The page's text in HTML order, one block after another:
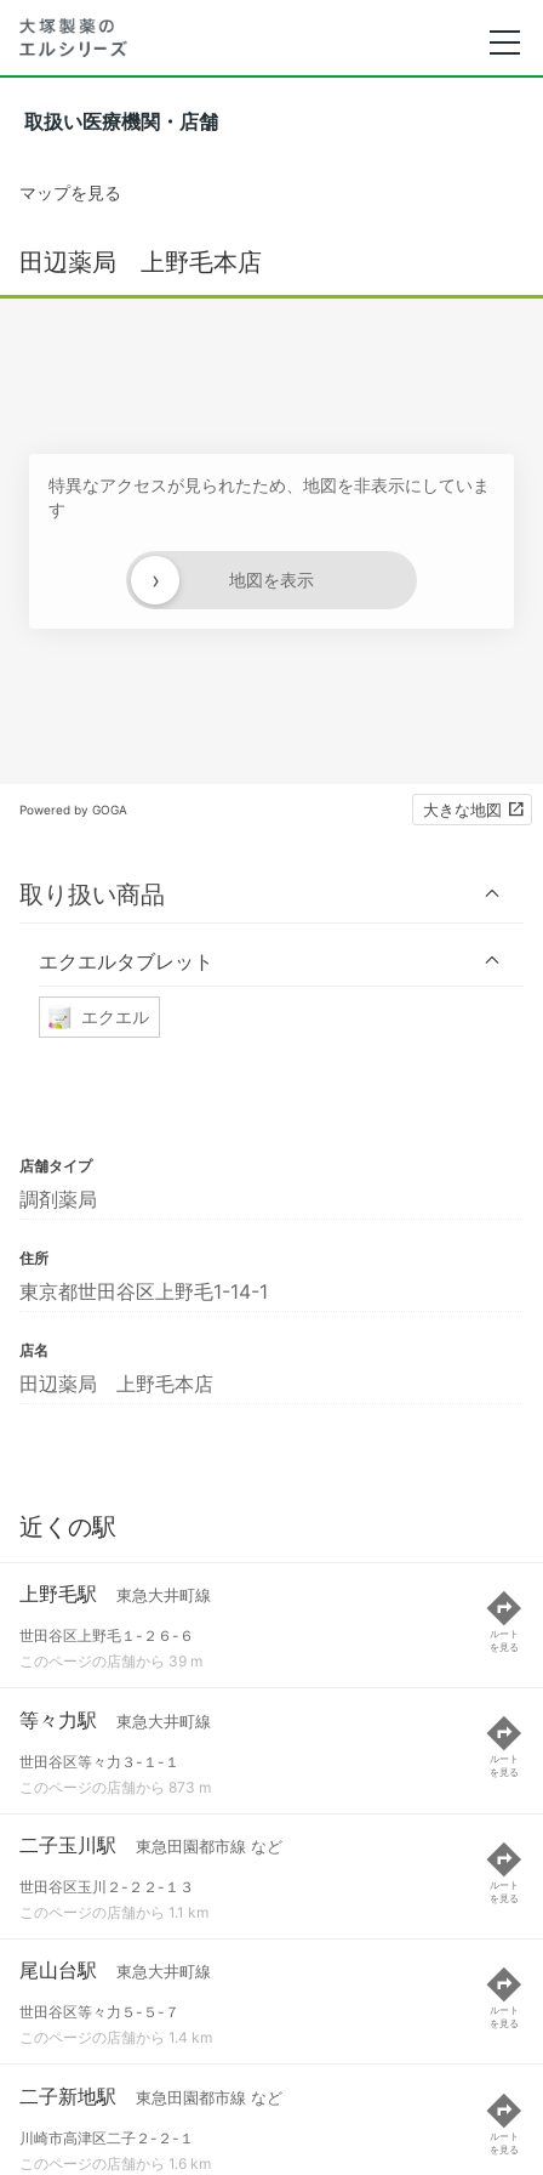
取扱い医療機関・店舗
マップを見る
田辺薬局 上野毛本店
特異なアクセスが見られたため、地図を非表示にしていま
す
地図を表示
›
Powered by GOGA 大きな地図
取り扱い商品
エクエルタブレット
エクエル
店舗タイプ
調剤薬局
住所
東京都世田谷区上野毛1-14-1
店名
田辺薬局 上野毛本店
近くの駅
上野毛駅 東急大井町線
世田谷区上野毛１-２６-６
このページの店舗から 39 m
ルート
を見る
等々力駅 東急大井町線
世田谷区等々力３-１-１
このページの店舗から 873 m
ルート
を見る
二子玉川駅 東急田園都市線 など
世田谷区玉川２-２２-１３
このページの店舗から 1.1 km
ルート
を見る
尾山台駅 東急大井町線
世田谷区等々力５-５-７
このページの店舗から 1.4 km
ルート
を見る
二子新地駅 東急田園都市線 など
川崎市高津区二子２-２-１
このページの店舗から 1.6 km
ルート
を見る